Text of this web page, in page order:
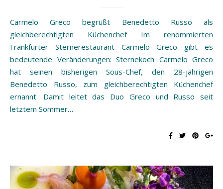
Carmelo Greco begrüßt Benedetto Russo als
gleichberechtigten Küchenchef Im renommierten
Frankfurter Sternerestaurant Carmelo Greco gibt es
bedeutende Veränderungen: Sternekoch Carmelo Greco
hat seinen bisherigen Sous-Chef, den 28-jährigen
Benedetto Russo, zum gleichberechtigten Küchenchef
ernannt. Damit leitet das Duo Greco und Russo seit
letztem Sommer…